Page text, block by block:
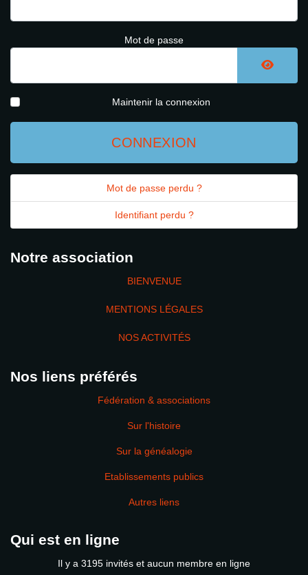
Mot de passe
Maintenir la connexion
CONNEXION
Mot de passe perdu ?
Identifiant perdu ?
Notre association
BIENVENUE
MENTIONS LÉGALES
NOS ACTIVITÉS
Nos liens préférés
Fédération & associations
Sur l'histoire
Sur la généalogie
Etablissements publics
Autres liens
Qui est en ligne
Il y a 3195 invités et aucun membre en ligne